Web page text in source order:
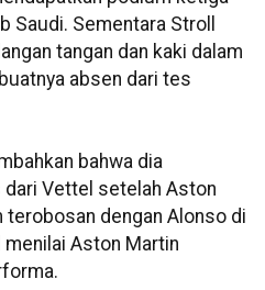
Saudi. Sementara Stroll
tangan dan kaki dalam
absen dari tes
bahwa dia
Vettel setelah Aston
dengan Alonso di
Aston Martin